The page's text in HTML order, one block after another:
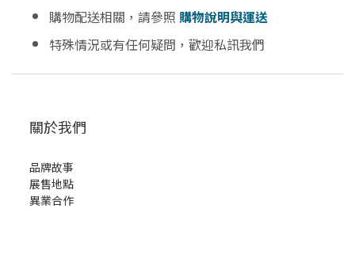
購物配送相關，請參照 購物說明與運送
特殊情況或有任何疑問，歡迎私訊我們
關於我們
品牌故事
展售地點
異業合作